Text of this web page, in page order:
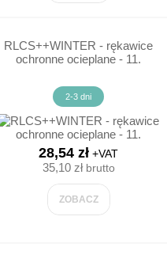
BUTY
RLCS++WINTER - rękawice
ochronne ocieplane - 11.
2-3 dni
28,54 zł +VAT
35,10 złbrutto
ZOBACZ